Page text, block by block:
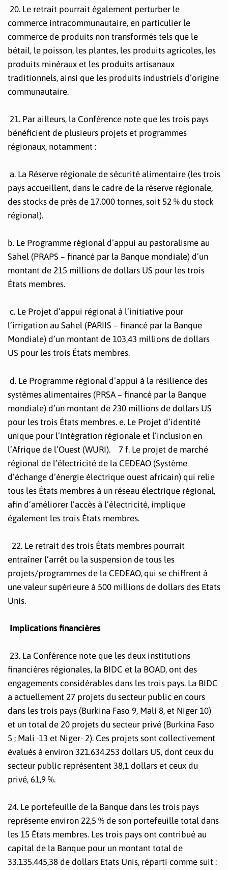
20. Le retrait pourrait également perturber le
commerce intracommunautaire, en particulier le
commerce de produits non transformés tels que le
bétail, le poisson, les plantes, les produits agricoles, les
produits minéraux et les produits artisanaux
traditionnels, ainsi que les produits industriels d’origine
communautaire.
21. Par ailleurs, la Conférence note que les trois pays
bénéficient de plusieurs projets et programmes
régionaux, notamment :
a. La Réserve régionale de sécurité alimentaire (les trois
pays accueillent, dans le cadre de la réserve régionale,
des stocks de près de 17.000 tonnes, soit 52 % du stock
régional).
b. Le Programme régional d’appui au pastoralisme au
Sahel (PRAPS – financé par la Banque mondiale) d’un
montant de 215 millions de dollars US pour les trois
États membres.
c. Le Projet d’appui régional à l’initiative pour
l’irrigation au Sahel (PARIIS – financé par la Banque
Mondiale) d’un montant de 103,43 millions de dollars
US pour les trois États membres.
d. Le Programme régional d’appui à la résilience des
systèmes alimentaires (PRSA – financé par la Banque
mondiale) d’un montant de 230 millions de dollars US
pour les trois États membres. e. Le Projet d’identité
unique pour l’intégration régionale et l’inclusion en
l’Afrique de l’Ouest (WURI). 7 f. Le projet de marché
régional de l’électricité de la CEDEAO (Système
d’échange d’énergie électrique ouest africain) qui relie
tous les États membres à un réseau électrique régional,
afin d’améliorer l’accès à l’électricité, implique
également les trois États membres.
22. Le retrait des trois États membres pourrait
entraîner l’arrêt ou la suspension de tous les
projets/programmes de la CEDEAO, qui se chiffrent à
une valeur supérieure à 500 millions de dollars des Etats
Unis.
Implications financières
23. La Conférence note que les deux institutions
financières régionales, la BIDC et la BOAD, ont des
engagements considérables dans les trois pays. La BIDC
a actuellement 27 projets du secteur public en cours
dans les trois pays (Burkina Faso 9, Mali 8, et Niger 10)
et un total de 20 projets du secteur privé (Burkina Faso
5 ; Mali -13 et Niger- 2). Ces projets sont collectivement
évalués à environ 321.634.253 dollars US, dont ceux du
secteur public représentent 38,1 dollars et ceux du
privé, 61,9 %.
24. Le portefeuille de la Banque dans les trois pays
représente environ 22,5 % de son portefeuille total dans
les 15 États membres. Les trois pays ont contribué au
capital de la Banque pour un montant total de
33.135.445,38 de dollars Etats Unis, réparti comme suit :